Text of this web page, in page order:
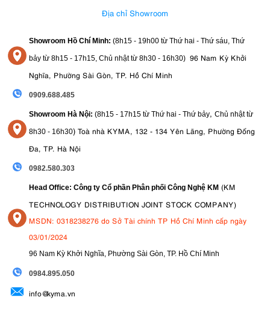
Địa chỉ Showroom
Showroom Hồ Chí Minh: (8h15 - 19h00 từ Thứ hai - Thứ sáu, Thứ
bảy từ 8h15 - 17h15, Chủ nhật từ 8h30 - 16h30) 96 Nam Kỳ Khởi
Nghĩa, Phường Sài Gòn, TP. Hồ Chí Minh
0909.688.485
Showroom Hà Nội: (8h15 - 17h15 từ Thứ hai - Thứ bảy, Chủ nhật từ
8h30 - 16h30) Toà nhà KYMA, 132 - 134 Yên Lãng, Phường Đống
Đa, TP. Hà Nội
0982.580.303
Head Office: Công ty Cổ phần Phân phối Công Nghệ KM (KM
TECHNOLOGY DISTRIBUTION JOINT STOCK COMPANY)
MSDN: 0318238276 do Sở Tài chính TP Hồ Chí Minh cấp ngày
03/01/2024
96 Nam Kỳ Khởi Nghĩa, Phường Sài Gòn, TP. Hồ Chí Minh
0984.895.050
info@kyma.vn